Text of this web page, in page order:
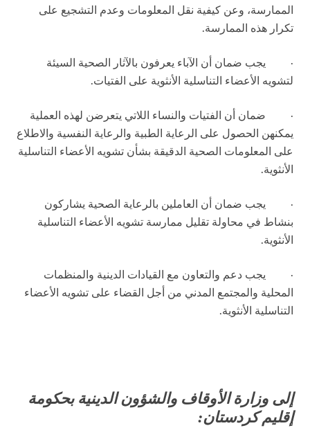
الممارسة، وعن كيفية نقل المعلومات وعدم التشجيع على
تكرار هذه الممارسة.
·
يجب ضمان أن الآباء يعرفون بالآثار الصحية السيئة
لتشويه الأعضاء التناسلية الأنثوية على الفتيات.
·
ضمان أن الفتيات والنساء اللاتي يتعرضن لهذه العملية
يمكنهن الحصول على الرعاية الطبية والرعاية النفسية والاطلاع
على المعلومات الصحية الدقيقة بشأن تشويه الأعضاء التناسلية
الأنثوية.
·
يجب ضمان أن العاملين بالرعاية الصحية يشاركون
بنشاط في محاولة تقليل ممارسة تشويه الأعضاء التناسلية
الأنثوية.
·
يجب دعم والتعاون مع القيادات الدينية والمنظمات
المحلية والمجتمع المدني من أجل القضاء على تشويه الأعضاء
التناسلية الأنثوية.
إلى وزارة الأوقاف والشؤون الدينية بحكومة
إقليم كردستان: